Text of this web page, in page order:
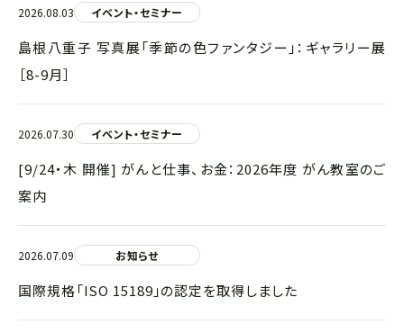
2026.08.03 イベント・セミナー
島根八重子 写真展「季節の色ファンタジー」：ギャラリー展
［8-9月］
2026.07.30 イベント・セミナー
[9/24・木 開催] がんと仕事、お金：2026年度 がん教室のご
案内
2026.07.09 お知らせ
国際規格「ISO 15189」の認定を取得しました